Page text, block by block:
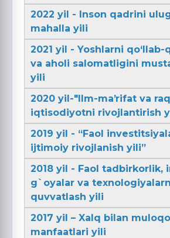
2022 yil - Inson qadrini
mahalla yili
2021 yil - Yoshlarni qo‘llab-
va aholi salomatligini
yili
2020 yil-"Ilm-maʼrifat va
iqtisodiyotni rivojlantirish
2019 yil - “Faol
ijtimoiy rivojlanish yili”
2018 yil - Faol tadbirkorlik,
g`oyalar va
quvvatlash yili
2017 yil – Xalq bilan
manfaatlari yili